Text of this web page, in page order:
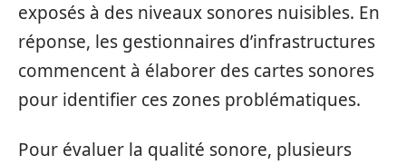
exposés à des niveaux sonores nuisibles. En
réponse, les gestionnaires d’infrastructures
commencent à élaborer des cartes sonores
pour identifier ces zones problématiques.
Pour évaluer la qualité sonore, plusieurs